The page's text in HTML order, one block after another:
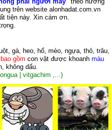
trên website alonhadat.com.vn
tiện này. Xin cám ơn.
gà, heo, hổ, mèo, ngựa, thỏ, trâu,
gồm con vật được khoanh màu
không dấu.
| vitgachim ,...)